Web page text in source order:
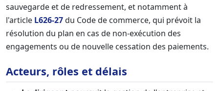
sauvegarde et de redressement, et notamment à
l'article L626-27du Code de commerce, qui prévoit la
résolution du plan en cas de non-exécution des
engagements ou de nouvelle cessation des paiements.
Acteurs, rôles et délais